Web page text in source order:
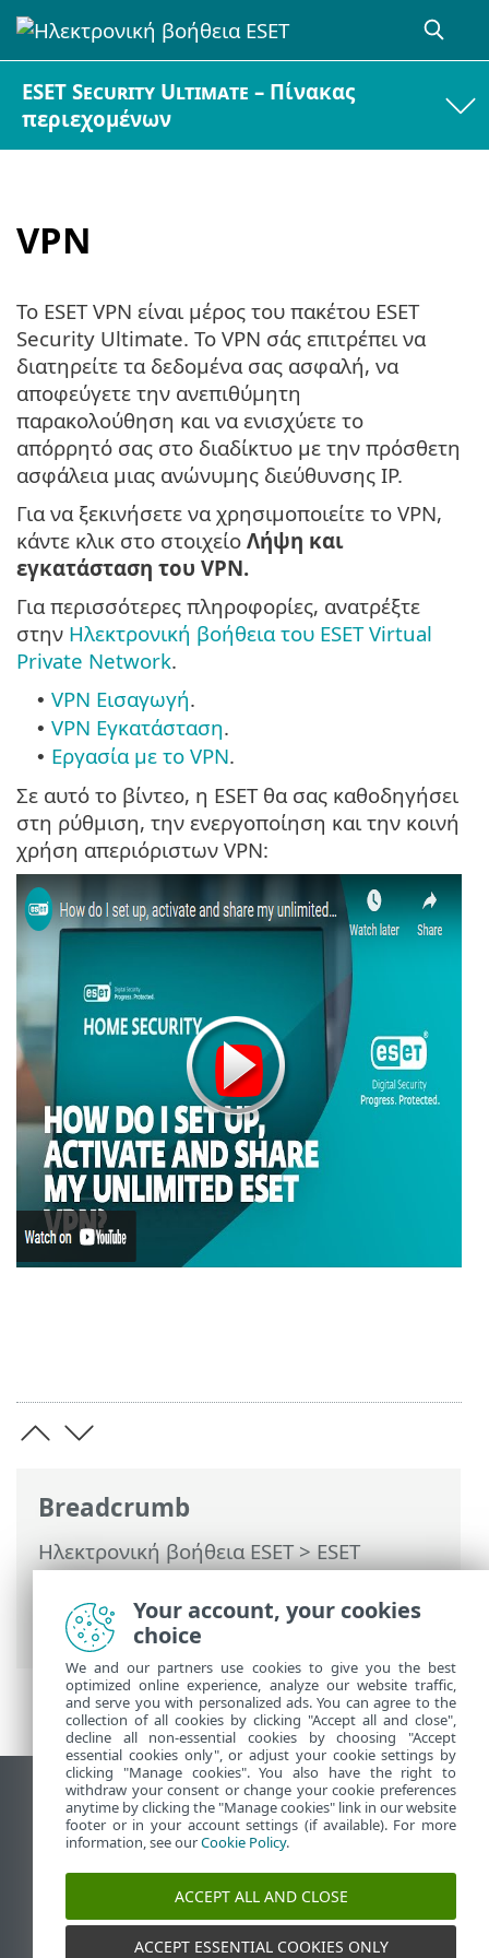
ESET Security Ultimate – Πίνακας
περιεχομένων
VPN
Breadcrumb
Ηλεκτρονική βοήθεια ESET>ESET
Security Ultimate>Εργασία με το ESET
Security Ultimate>Ρυθμίσεις>Εργαλεία
ασφαλείας> VPN
Το ESET VPN είναι μέρος του πακέτου ESET
Security Ultimate. Το VPN σάς επιτρέπει να
διατηρείτε τα δεδομένα σας ασφαλή, να
αποφεύγετε την ανεπιθύμητη
παρακολούθηση και να ενισχύετε το
απόρρητό σας στο διαδίκτυο με την πρόσθετη
ασφάλεια μιας ανώνυμης διεύθυνσης IP.
Για να ξεκινήσετε να χρησιμοποιείτε το VPN,
κάντε κλικ στο στοιχείο Λήψη και
εγκατάσταση του VPN.
Για περισσότερες πληροφορίες, ανατρέξτε
στην Ηλεκτρονική βοήθεια του ESET Virtual
Private Network.
• VPN Εισαγωγή.
• VPN Εγκατάσταση.
• Εργασία με το VPN.
Σε αυτό το βίντεο, η ESET θα σας καθοδηγήσει
στη ρύθμιση, την ενεργοποίηση και την κοινή
χρήση απεριόριστων VPN:
Προβολή ιστότοπου επιφάνειας εργασίας
End of Life
Γνωσιακή βάση ESET
Ομάδα συζήτησης ESET
ESET Status Portal
Τοπική υποστήριξη
Your account, your cookies
choice
We and our partners use cookies to give you the best
optimized online experience, analyze our website traffic,
and serve you with personalized ads. You can agree to the
collection of all cookies by clicking "Accept all and close",
decline all non-essential cookies by choosing "Accept
essential cookies only", or adjust your cookie settings by
clicking "Manage cookies". You also have the right to
withdraw your consent or change your cookie preferences
anytime by clicking the "Manage cookies" link in our website
footer or in your account settings (if available). For more
information, see ourCookie Policy.
ACCEPT ALL AND CLOSE
ACCEPT ESSENTIAL COOKIES ONLY